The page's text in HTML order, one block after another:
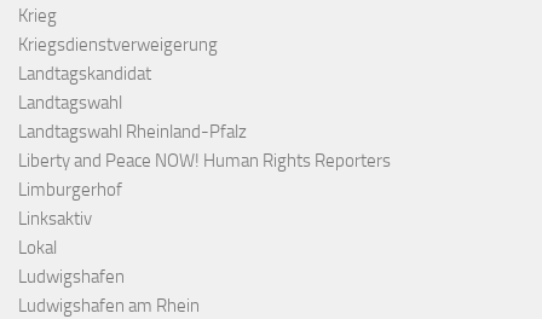
Krieg
Kriegsdienstverweigerung
Landtagskandidat
Landtagswahl
Landtagswahl Rheinland-Pfalz
Liberty and Peace NOW! Human Rights Reporters
Limburgerhof
Linksaktiv
Lokal
Ludwigshafen
Ludwigshafen am Rhein